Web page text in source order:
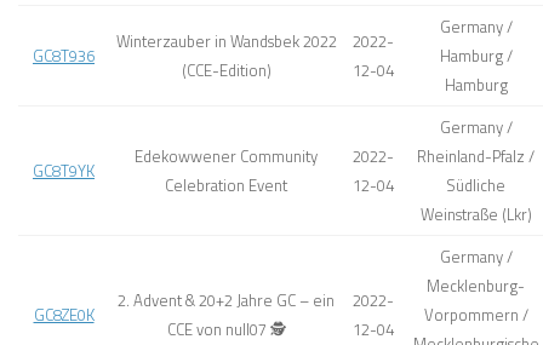
GC8T936
Winterzauber in Wandsbek 2022
(CCE-Edition)
2022-
12-04
Germany /
Hamburg /
Hamburg
GC8T9YK
Edekowwener Community
Celebration Event
2022-
12-04
Germany /
Rheinland-Pfalz /
Südliche
Weinstraße (Lkr)
GC8ZE0K
2. Advent & 20+2 Jahre GC – ein
CCE von null07 🕵
2022-
12-04
Germany /
Mecklenburg-
Vorpommern /